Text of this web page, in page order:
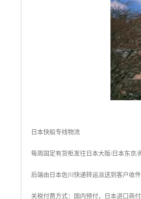
日本快船专线物流
每周固定有货柜发往日本大阪/日本东京/
后端由日本佐川快递转运派送到客户收
关税付费方式：国内预付，日本进口商